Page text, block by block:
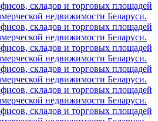
складов и торговых площадей
недвижимости Беларуси.
складов и торговых площадей
недвижимости Беларуси.
складов и торговых площадей
недвижимости Беларуси.
складов и торговых площадей
недвижимости Беларуси.
складов и торговых площадей
недвижимости Беларуси.
складов и торговых площадей